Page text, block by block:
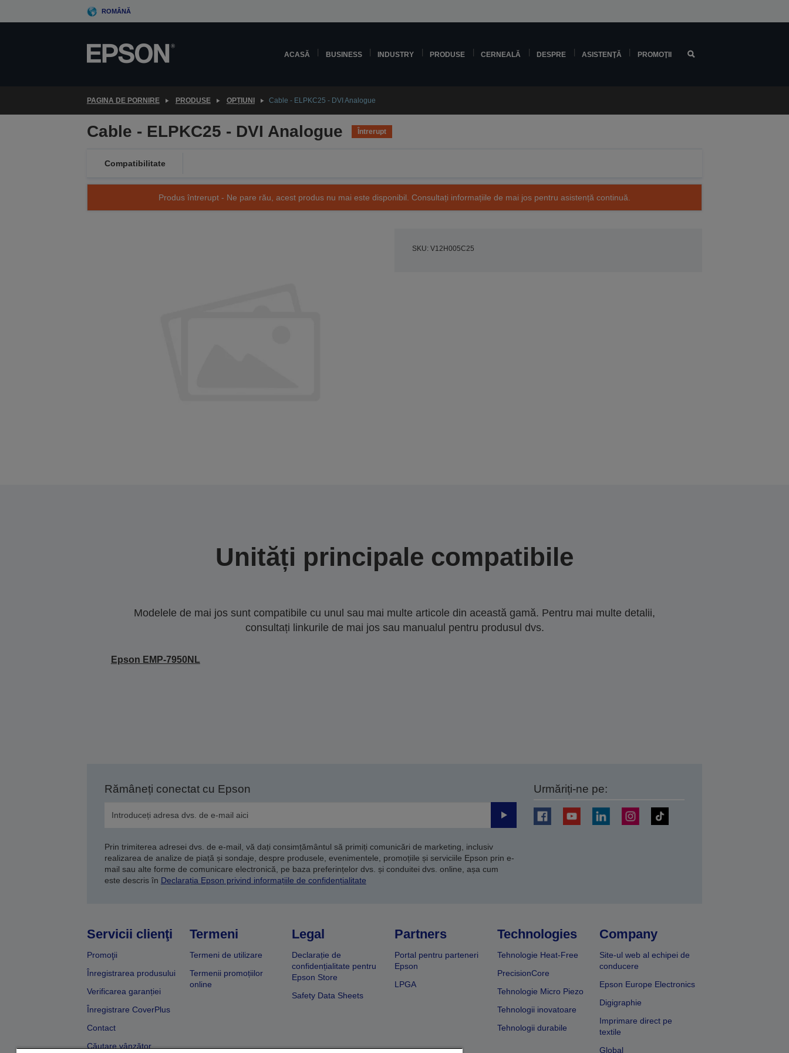
to
ROMÂNĂ
ACASĂ BUSINESS INDUSTRY PRODUSE CERNEALĂ DESPRE ASISTENŢĂ PROMOŢII
PAGINA DE PORNIRE PRODUSE OPȚIUNI Cable - ELPKC25 - DVI Analogue
Cable - ELPKC25 - DVI Analogue Întrerupt
Compatibilitate
Produs întrerupt - Ne pare rău, acest produs nu mai este disponibil. Consultați informațiile de mai jos pentru asistență continuă.
SKU: V12H005C25
Unități principale compatibile
Modelele de mai jos sunt compatibile cu unul sau mai multe articole din această gamă. Pentru mai multe detalii,
consultați linkurile de mai jos sau manualul pentru produsul dvs.
Epson EMP-7950NL
Rămâneți conectat cu Epson
Trimiteți
Prin trimiterea adresei dvs. de e-mail, vă dați consimțământul să primiți comunicări de marketing, inclusiv
realizarea de analize de piață și sondaje, despre produsele, evenimentele, promoțiile și serviciile Epson prin e-
mail sau alte forme de comunicare electronică, pe baza preferințelor dvs. și conduitei dvs. online, așa cum
este descris în Declarația Epson privind informațiile de confidențialitate
Urmăriți-ne pe:
Servicii clienţi
Promoţii
Înregistrarea produsului
Verificarea garanției
Înregistrare CoverPlus
Contact
Căutare vânzător
Termeni
Termeni de utilizare
Termenii promoțiilor
online
Legal
Declarație de
confidențialitate pentru
Epson Store
Safety Data Sheets
Partners
Portal pentru parteneri
Epson
LPGA
Technologies
Tehnologie Heat-Free
PrecisionCore
Tehnologie Micro Piezo
Tehnologii inovatoare
Tehnologii durabile
Company
Site-ul web al echipei de
conducere
Epson Europe Electronics
Digigraphie
Imprimare direct pe
textile
Global